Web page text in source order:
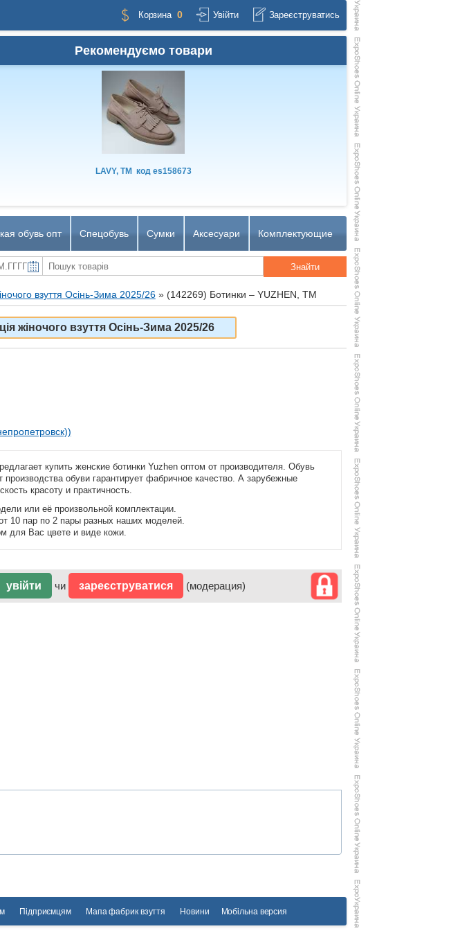
Корзина 0 Увійти Зареєструватись
Рекомендуємо товари
LAVY, TM кодes158673
обувь опт Спецобувь Сумки Аксесуари Комплектующие
взуття Осінь-Зима 2025/26» (142269) Ботинки – YUZHEN, TM
жіночого взуття Осінь-Зима 2025/26
купить женские ботинки Yuzhen оптом от производителя. Обувь
обуви гарантирует фабричное качество. А зарубежные
красоту и практичность.
или её произвольной комплектации.
10 пар по 2 пары разных наших моделей.
для Вас цвете и виде кожи.
увійти чи зареєструватися (модерация)
Підприємцям Мапа фабрик взуття Новини Мобільна версия